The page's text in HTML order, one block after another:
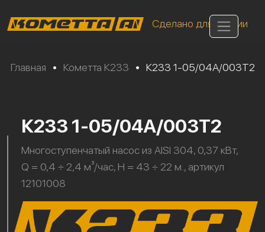
Сделано для России
Главная • Кометта К233 • К233 1-05/04А/003Т2
К233 1-05/04А/003Т2
Многоступенчатый насос из AISI 304, 0,37 кВт,
Q = 0,4 ÷ 2,4 м³/час, H = 43 ÷ 22 м., артикул
12101008